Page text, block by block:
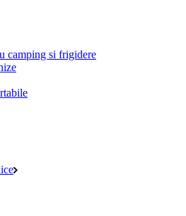
camping si frigidere